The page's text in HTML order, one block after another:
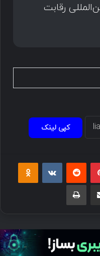
رقابت
کپی لینک